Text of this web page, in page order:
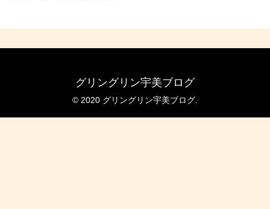
グリングリン宇美ブログ
© 2020 グリングリン宇美ブログ.